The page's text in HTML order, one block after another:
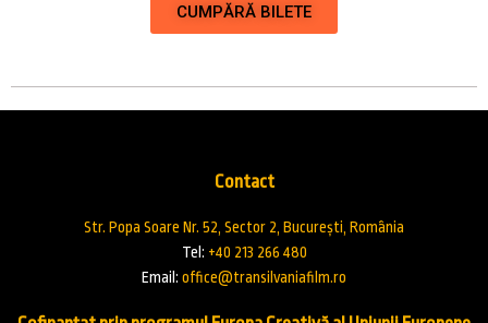
CUMPĂRĂ BILETE
Contact
Str. Popa Soare Nr. 52, Sector 2, București, România
Tel: +40 213 266 480
Email: office@transilvaniafilm.ro